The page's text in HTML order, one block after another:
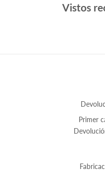
Vistos
Primer